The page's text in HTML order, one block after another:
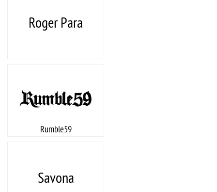
Roger Para
Rumble59
Savona